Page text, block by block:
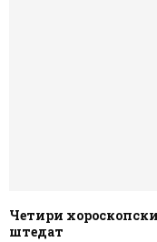
Четири
штедат